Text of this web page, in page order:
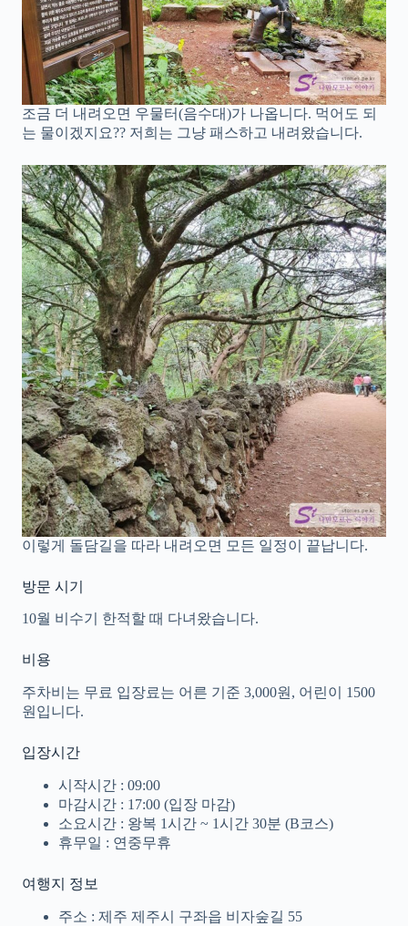
조금 더 내려오면 우물터(음수대)가 나옵니다. 먹어도 되
는 물이겠지요?? 저희는 그냥 패스하고 내려왔습니다.
이렇게 돌담길을 따라 내려오면 모든 일정이 끝납니다.
방문 시기
10월 비수기 한적할 때 다녀왔습니다.
비용
주차비는 무료 입장료는 어른 기준 3,000원, 어린이 1500
원입니다.
입장시간
시작시간 : 09:00
마감시간 : 17:00 (입장 마감)
소요시간 : 왕복 1시간 ~ 1시간 30분 (B코스)
휴무일 : 연중무휴
여행지 정보
주소 : 제주 제주시 구좌읍 비자숲길 55